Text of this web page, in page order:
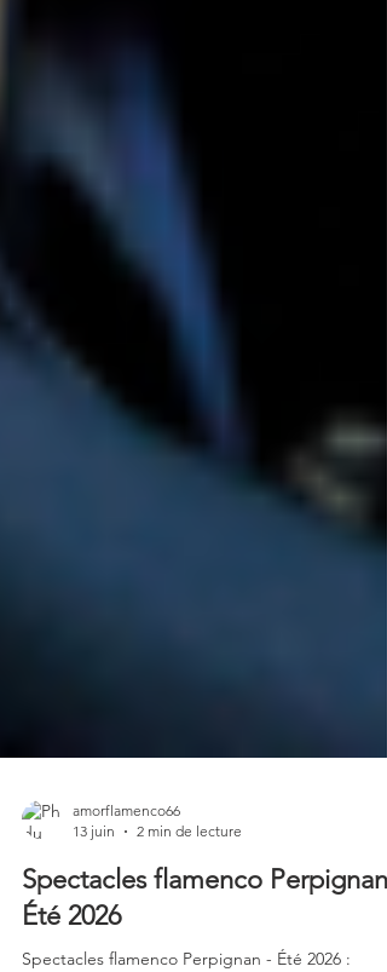
13 juin
2 min de lecture
Spectacles flamenco Perpignan -
Été 2026